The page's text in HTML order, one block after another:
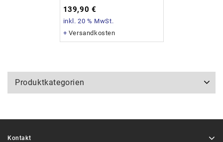
139,90 €
inkl. 20 % MwSt.
+ Versandkosten
Produktkategorien
Kontakt